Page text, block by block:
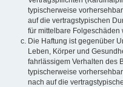
typischerweise
auf die vertragstypischen
für mittelbare Folgeschäden
Die Haftung ist gegenüber
Leben, Körper und
fahrlässigem Verhalten des
typischerweise
nach auf die